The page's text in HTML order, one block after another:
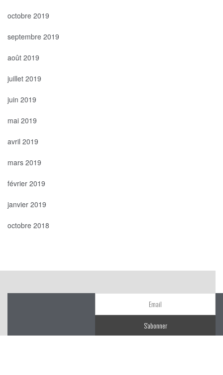
octobre 2019
septembre 2019
août 2019
juillet 2019
juin 2019
mai 2019
avril 2019
mars 2019
février 2019
janvier 2019
octobre 2018